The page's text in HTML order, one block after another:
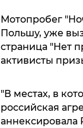
Мотопробег
Польшу, уже
страница "Нет
активисты
"В местах, в
российская
аннексировала